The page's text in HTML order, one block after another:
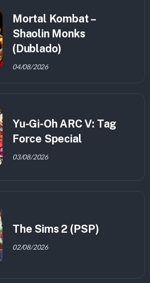
Mortal Kombat –
Shaolin Monks
(Dublado)
04/08/2026
Yu-Gi-Oh ARC V: Tag
Force Special
03/08/2026
The Sims 2 (PSP)
02/08/2026